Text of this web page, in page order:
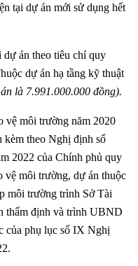
tại dự án mới sử dụng hết
án theo tiêu chí quy
dự án hạ tầng kỹ thuật
là 7.991.000.000 đồng).
vệ môi trường năm 2020
kèm theo Nghị định số
2022 của Chính phủ quy
vệ môi trường, dự án thuộc
môi trường trình Sở Tài
thẩm định và trình UBND
của phụ lục số IX Nghị